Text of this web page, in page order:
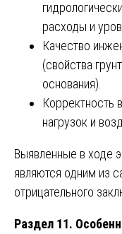
расходы и
Качество
(свойства
основания).
Корректность
нагрузок и
Выявленные в ходе
являются одним из
отрицательного
Раздел 11.